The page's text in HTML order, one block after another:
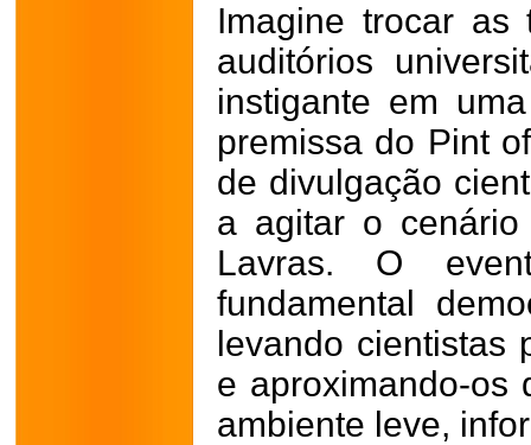
Imagine trocar as
auditórios
instigante em
premissa do Pint
de divulgação
a agitar o
Lavras. O
fundamental
levando cientistas
e aproximando-os
ambiente leve,